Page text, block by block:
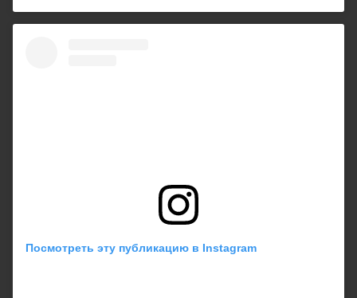
Посмотреть эту публикацию в Instagram